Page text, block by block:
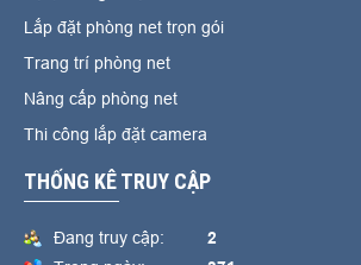
Lắp đặt phòng net trọn gói
Trang trí phòng net
Nâng cấp phòng net
Thi công lắp đặt camera
THỐNG KÊ TRUY CẬP
Đang truy cập:
2